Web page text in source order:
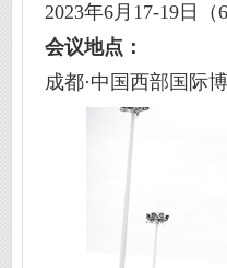
2023年6月17-19日
会议地点：
成都·中国西部国际